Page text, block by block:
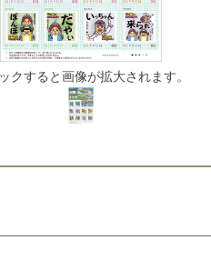
クすると画像が拡大されます。